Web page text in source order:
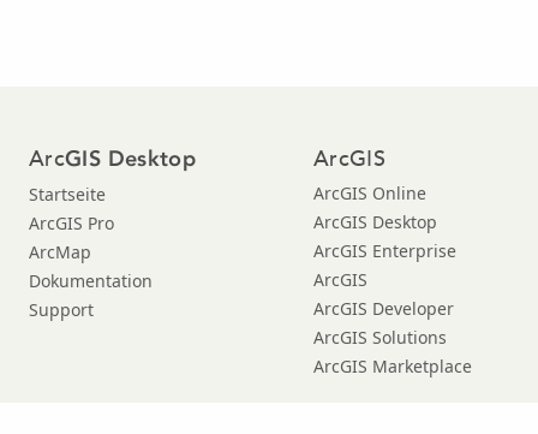
ArcGIS Desktop
Startseite
ArcGIS Pro
ArcMap
Dokumentation
Support
ArcGIS
ArcGIS Online
ArcGIS Desktop
ArcGIS Enterprise
ArcGIS
ArcGIS Developer
ArcGIS Solutions
ArcGIS Marketplace